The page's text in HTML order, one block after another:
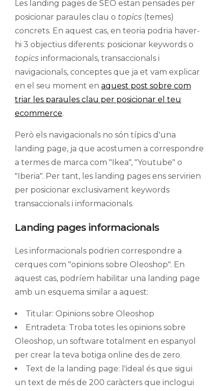
Les landing pages de SEO estan pensades per
posicionar paraules clau o topics (temes)
concrets. En aquest cas, en teoria podria haver-
hi 3 objectius diferents: posicionar keywords o
topics informacionals, transaccionals i
navigacionals, conceptes que ja et vam explicar
en el seu moment en aquest post sobre com
triar les paraules clau per posicionar el teu
ecommerce.
Però els navigacionals no són típics d'una
landing page, ja que acostumen a correspondre
a termes de marca com "Ikea", "Youtube" o
"Iberia". Per tant, les landing pages ens servirien
per posicionar exclusivament keywords
transaccionals i informacionals.
Landing pages informacionals
Les informacionals podrien correspondre a
cerques com "opinions sobre Oleoshop". En
aquest cas, podríem habilitar una landing page
amb un esquema similar a aquest:
Titular: Opinions sobre Oleoshop
Entradeta: Troba totes les opinions sobre
Oleoshop, un software totalment en espanyol
per crear la teva botiga online des de zero.
Text de la landing page: l'ideal és que sigui
un text de més de 200 caràcters que inclogui